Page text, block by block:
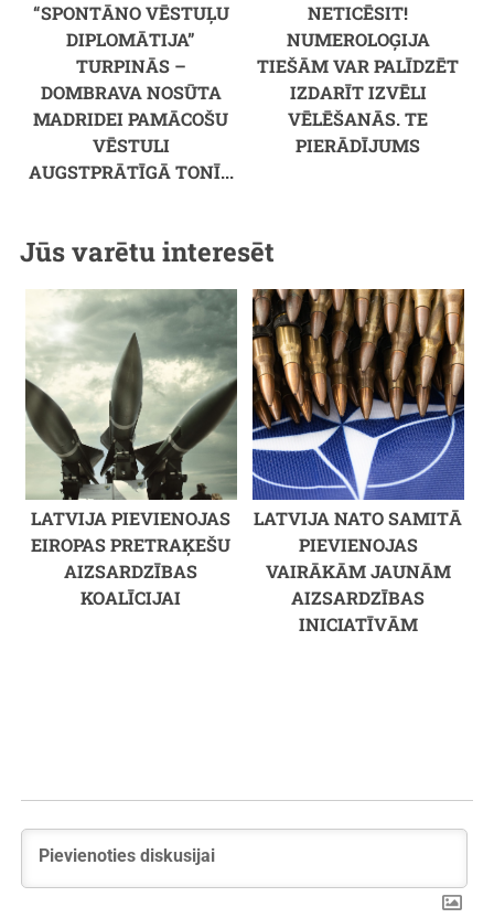
“SPONTĀNO VĒSTUĻU
DIPLOMĀTIJA”
TURPINĀS –
DOMBRAVA NOSŪTA
MADRIDEI PAMĀCOŠU
VĒSTULI
AUGSTPRĀTĪGĀ TONĪ...
NETICĒSIT!
NUMEROLOĢIJA
TIEŠĀM VAR PALĪDZĒT
IZDARĪT IZVĒLI
VĒLĒŠANĀS. TE
PIERĀDĪJUMS
Jūs varētu interesēt
LATVIJA PIEVIENOJAS
EIROPAS PRETRAĶEŠU
AIZSARDZĪBAS
KOALĪCIJAI
LATVIJA NATO SAMITĀ
PIEVIENOJAS
VAIRĀKĀM JAUNĀM
AIZSARDZĪBAS
INICIATĪVĀM